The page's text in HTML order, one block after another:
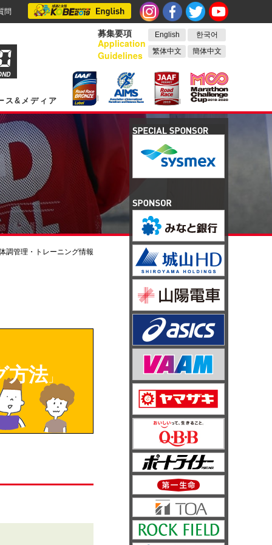
問
募集要項
Application
Guidelines
English
한국어
繁体中文
簡体中文
ス&メディア
調管理・トレーニング情報
方法」